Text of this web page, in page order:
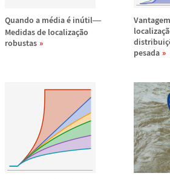
Quando a médiaé inútil—
Medidas de localização
robustas
localizaçã
distribuiç
pesada